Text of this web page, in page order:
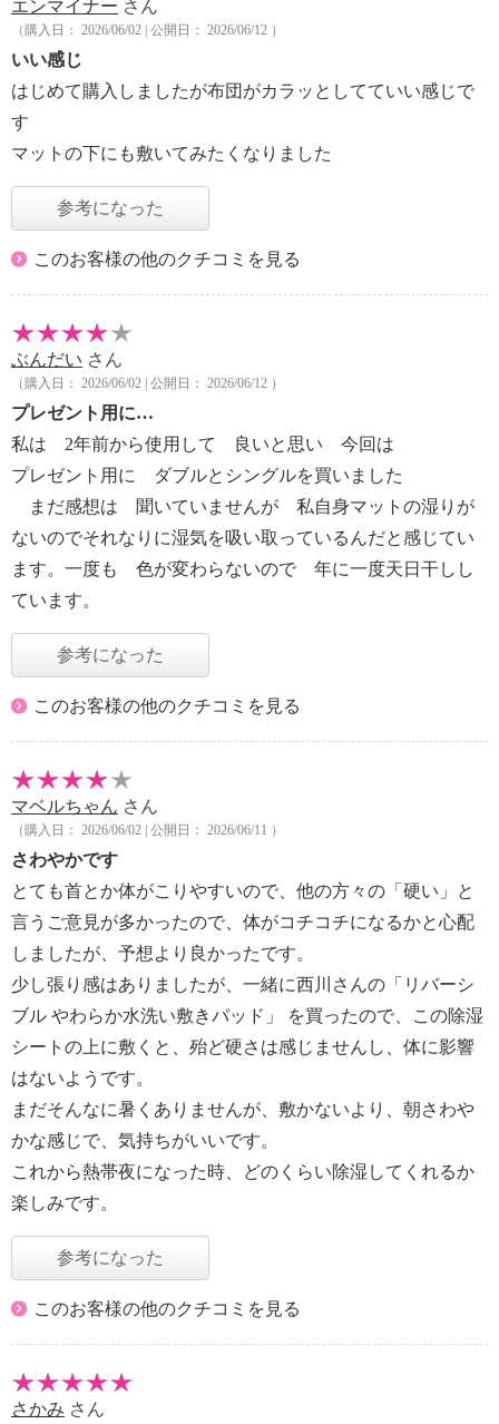
エンマイナー さん
（購入日： 2026/06/02 | 公開日： 2026/06/12 ）
いい感じ
はじめて購入しましたが布団がカラッとしてていい感じで
す
マットの下にも敷いてみたくなりました
参考になった
このお客様の他のクチコミを見る
ぶんだい さん
（購入日： 2026/06/02 | 公開日： 2026/06/12 ）
プレゼント用に…
私は 2年前から使用して 良いと思い 今回は
プレゼント用に ダブルとシングルを買いました
まだ感想は 聞いていませんが 私自身マットの湿りが
ないのでそれなりに湿気を吸い取っているんだと感じてい
ます。一度も 色が変わらないので 年に一度天日干しし
ています。
参考になった
このお客様の他のクチコミを見る
マベルちゃん さん
（購入日： 2026/06/02 | 公開日： 2026/06/11 ）
さわやかです
とても首とか体がこりやすいので、他の方々の「硬い」と
言うご意見が多かったので、体がコチコチになるかと心配
しましたが、予想より良かったです。
少し張り感はありましたが、一緒に西川さんの「リバーシ
ブル やわらか水洗い敷きパッド」 を買ったので、この除湿
シートの上に敷くと、殆ど硬さは感じませんし、体に影響
はないようです。
まだそんなに暑くありませんが、敷かないより、朝さわや
かな感じで、気持ちがいいです。
これから熱帯夜になった時、どのくらい除湿してくれるか
楽しみです。
参考になった
このお客様の他のクチコミを見る
さかみ さん